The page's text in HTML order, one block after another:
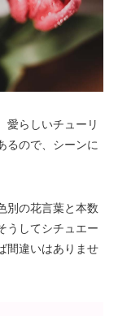
愛らしいチューリ
るので、シーンに
別の花言葉と本数
うしてシチュエー
間違いはありませ